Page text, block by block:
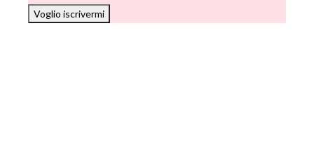
Voglio iscrivermi